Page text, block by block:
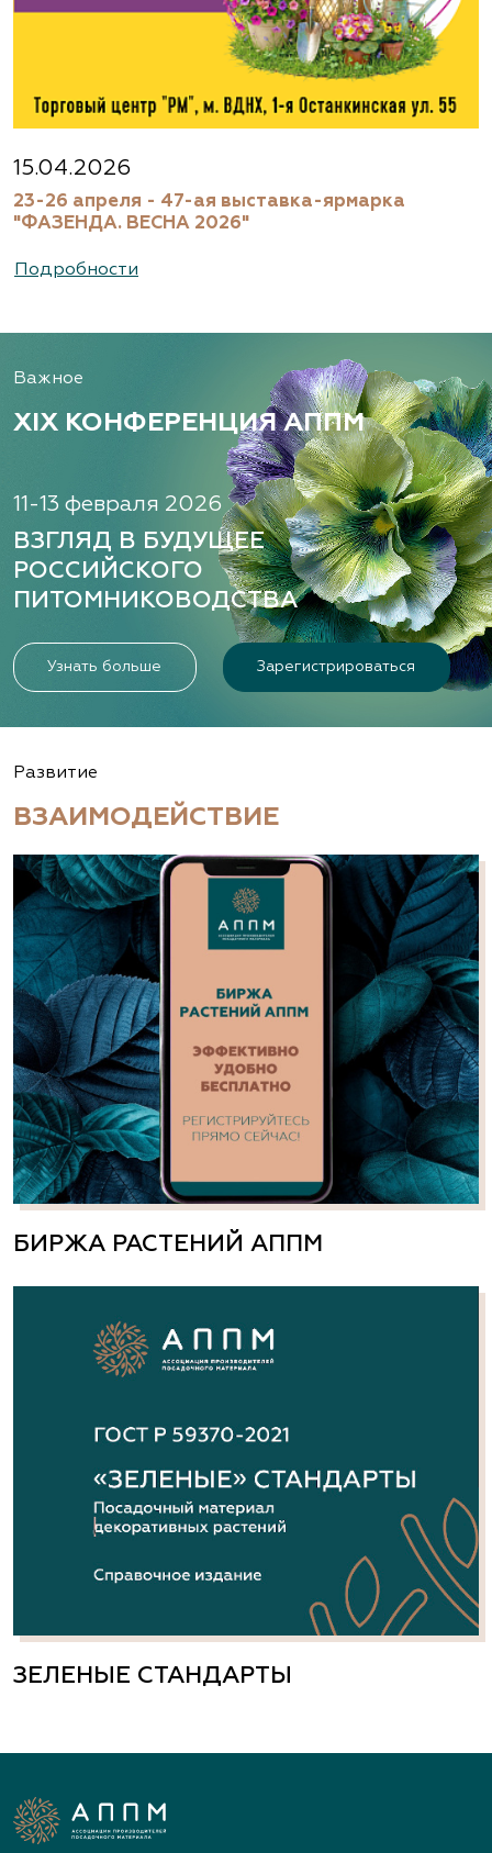
15.04.2026
23-26 апреля - 47-ая выставка-ярмарка
"ФАЗЕНДА. ВЕСНА 2026"
Подробности
Важное
XIX КОНФЕРЕНЦИЯ АППМ
11-13 февраля 2026
ВЗГЛЯД В БУДУЩЕЕ
РОССИЙСКОГО
ПИТОМНИКОВОДСТВА
Узнать больше Зарегистрироваться
Развитие
ВЗАИМОДЕЙСТВИЕ
БИРЖА РАСТЕНИЙ АППМ
ЗЕЛЕНЫЕ СТАНДАРТЫ